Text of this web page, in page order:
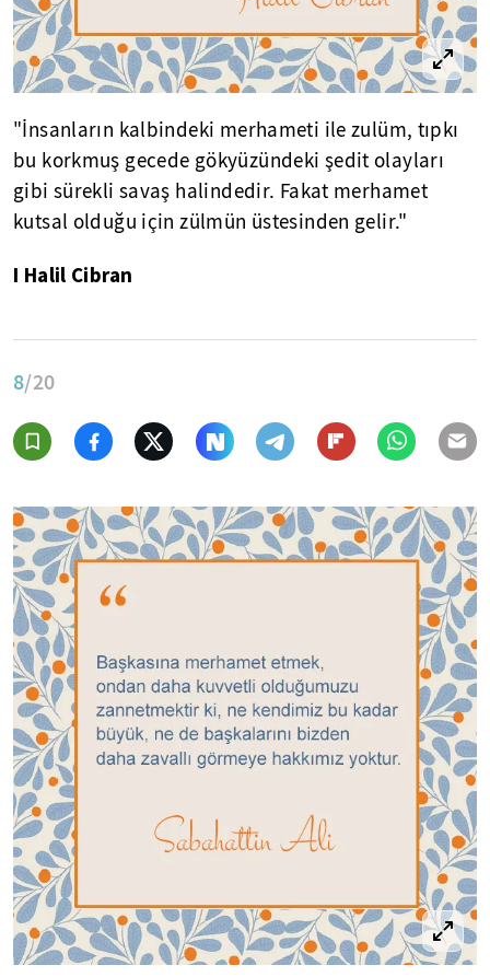
"İnsanların kalbindeki merhameti ile zulüm, tıpkı
bu korkmuş gecede gökyüzündeki şedit olayları
gibi sürekli savaş halindedir. Fakat merhamet
kutsal olduğu için zülmün üstesinden gelir."
I Halil Cibran
8/20